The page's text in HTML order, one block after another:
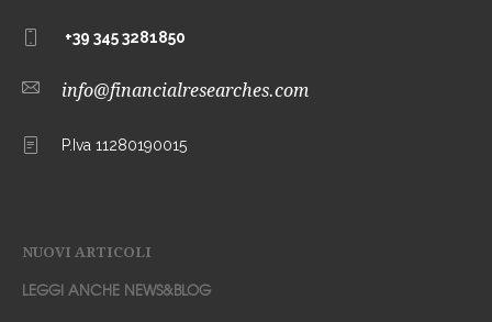
+39 345 3281850
info@financialresearches.com
P.Iva 11280190015
NUOVI ARTICOLI
LEGGI ANCHE NEWS&BLOG